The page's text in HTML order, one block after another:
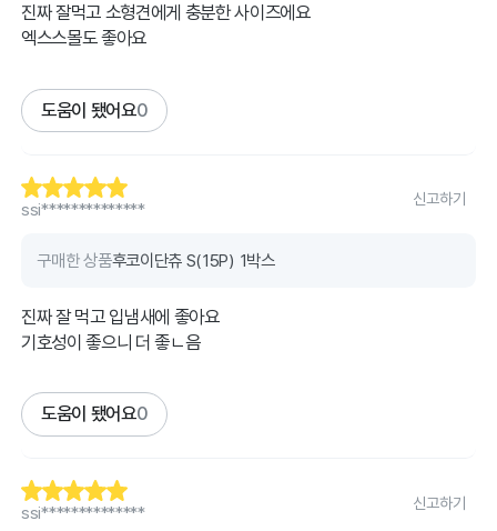
진짜 잘먹고 소형견에게 충분한 사이즈에요
엑스스몰도 좋아요
도움이 됐어요0
ssi**************
신고하기
구매한 상품후코이단츄 S(15P) 1박스
진짜 잘 먹고 입냄새에 좋아요
기호성이 좋으니 더 좋ㄴ음
도움이 됐어요0
ssi**************
신고하기